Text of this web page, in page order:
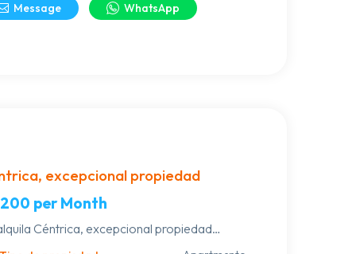
Message WhatsApp
excepcional propiedad
per Month
Céntrica, excepcional propiedad
en calle Muniz, hall principal con vitraux,